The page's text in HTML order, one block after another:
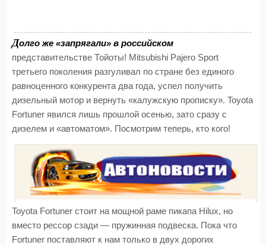
Долго же «запрягали» в российском
представительстве Тойоты! Mitsubishi Pajero Sport
третьего поколения разгуливал по стране без единого
равноценного конкурента два года, успел получить
дизельный мотор и вернуть «калужскую прописку». Toyota
Fortuner явился лишь прошлой осенью, зато сразу с
дизелем и «автоматом». Посмотрим теперь, кто кого!
Toyota Fortuner стоит на мощной раме пикапа Hilux, но
вместо рессор сзади — пружинная подвеска. Пока что
Fortuner поставляют к нам только в двух дорогих